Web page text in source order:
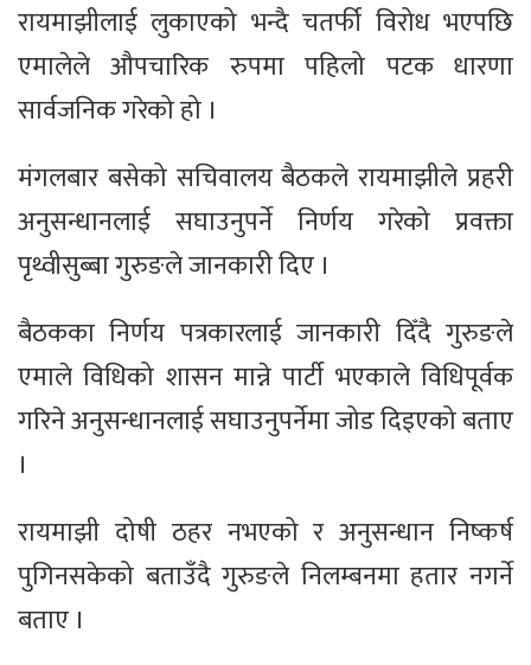
रायमाझीलाई लुकाएको भन्दै चतर्फी विरोध भएपछि
एमालेले औपचारिक रुपमा पहिलो पटक धारणा
सार्वजनिक गरेको हो ।
मंगलबार बसेको सचिवालय बैठकले रायमाझीले प्रहरी
अनुसन्धानलाई सघाउनुपर्ने निर्णय गरेको प्रवक्ता
पृथ्वीसुब्बा गुरुङले जानकारी दिए ।
बैठकका निर्णय पत्रकारलाई जानकारी दिँदै गुरुङले
एमाले विधिको शासन मान्ने पार्टी भएकाले विधिपूर्वक
गरिने अनुसन्धानलाई सघाउनुपर्नेमा जोड दिइएको बताए
।
रायमाझी दोषी ठहर नभएको र अनुसन्धान निष्कर्ष
पुगिनसकेको बताउँदै गुरुङले निलम्बनमा हतार नगर्ने
बताए ।